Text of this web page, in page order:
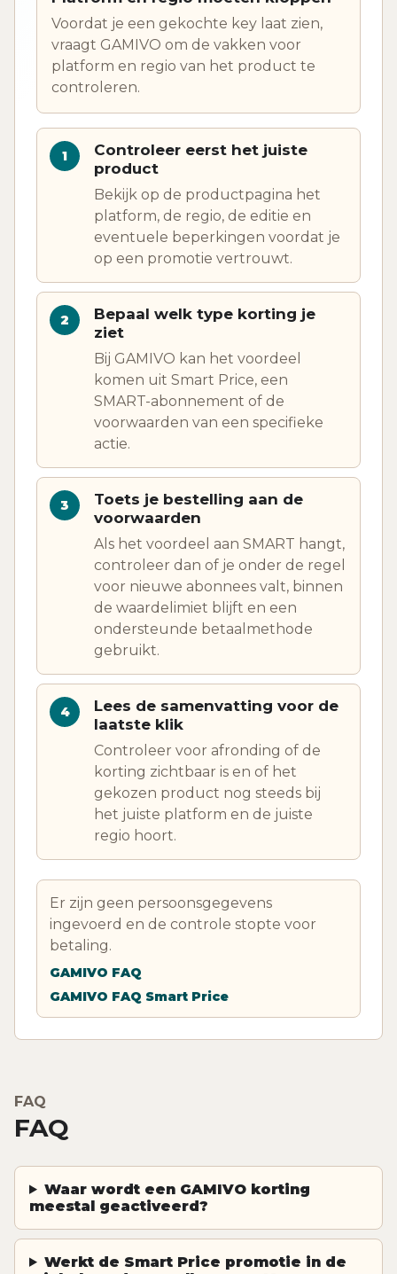
Voordat je een gekochte key laat zien,
vraagt GAMIVO om de vakken voor
platform en regio van het product te
controleren.
Controleer eerst het juiste
product
Bekijk op de productpagina het
platform, de regio, de editie en
eventuele beperkingen voordat je
op een promotie vertrouwt.
Bepaal welk type korting je
ziet
Bij GAMIVO kan het voordeel
komen uit Smart Price, een
SMART-abonnement of de
voorwaarden van een specifieke
actie.
Toets je bestelling aan de
voorwaarden
Als het voordeel aan SMART hangt,
controleer dan of je onder de regel
voor nieuwe abonnees valt, binnen
de waardelimiet blijft en een
ondersteunde betaalmethode
gebruikt.
Lees de samenvatting voor de
laatste klik
Controleer voor afronding of de
korting zichtbaar is en of het
gekozen product nog steeds bij
het juiste platform en de juiste
regio hoort.
Er zijn geen persoonsgegevens
ingevoerd en de controle stopte voor
betaling.
GAMIVO FAQ
GAMIVO FAQ Smart Price
FAQ
FAQ
Waar wordt een GAMIVO korting
meestal geactiveerd?
Werkt de Smart Price promotie in de